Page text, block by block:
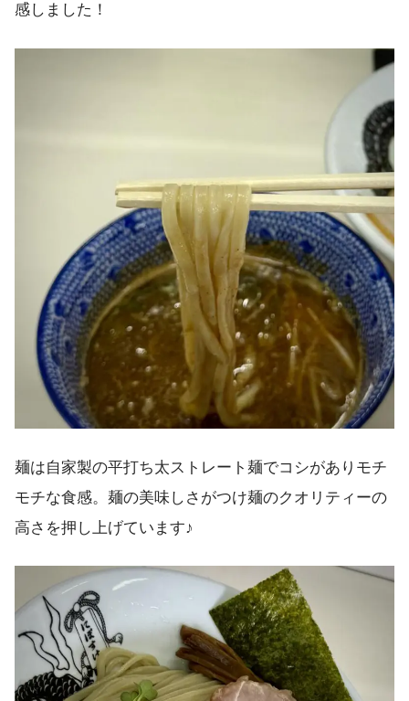
感しました！
麺は自家製の平打ち太ストレート麺でコシがありモチ
モチな食感。麺の美味しさがつけ麺のクオリティーの
高さを押し上げています♪